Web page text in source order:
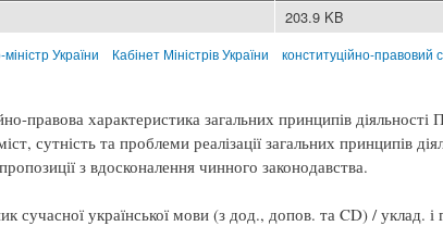
203.9 KB
України Кабінет Міністрів України конституційно-правовий
правова характеристика загальних принципів діяльності
сутність та проблеми реалізації загальних принципів
з вдосконалення чинного законодавства.
сучасної української мови (з дод., допов. та CD) / уклад.